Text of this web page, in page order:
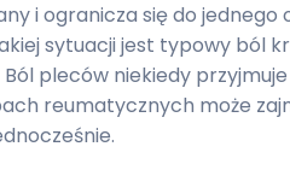
i ogranicza się do jednego
sytuacji jest typowy ból
pleców niekiedy
reumatycznych może